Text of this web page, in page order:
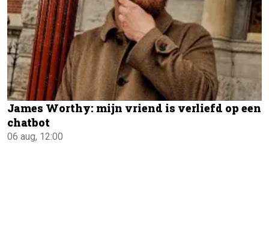
James Worthy: mijn vriend is verliefd op een
chatbot
06 aug, 12:00